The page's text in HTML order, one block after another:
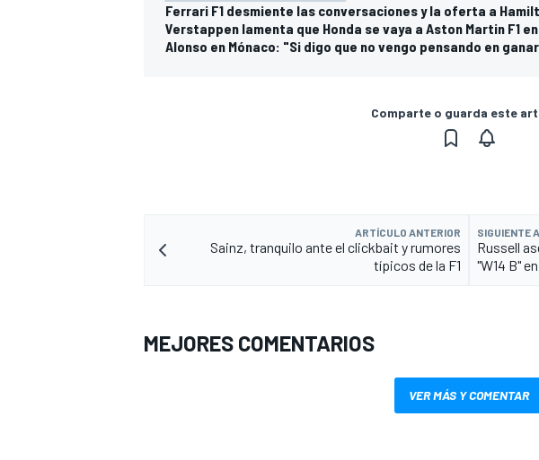
Ferrari F1 desmiente las conversaciones y la oferta a
Verstappen lamenta que Honda se vaya a Aston Martin F1
Alonso en Mónaco: "Si digo que no vengo pensando en
Comparte o guarda este
ARTÍCULO ANTERIOR
Sainz, tranquilo ante el clickbait y rumores
típicos de la F1
SIGUIENTE
Russell
"W14 B"
MEJORES COMENTARIOS
VER MÁS Y COMENTAR